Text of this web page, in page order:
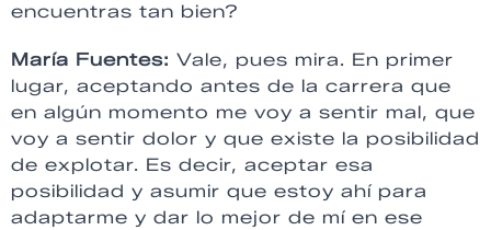
encuentras tan bien?
María Fuentes: Vale, pues mira. En primer
lugar, aceptando antes de la carrera que
en algún momento me voy a sentir mal, que
voy a sentir dolor y que existe la posibilidad
de explotar. Es decir, aceptar esa
posibilidad y asumir que estoy ahí para
adaptarme y dar lo mejor de mí en ese